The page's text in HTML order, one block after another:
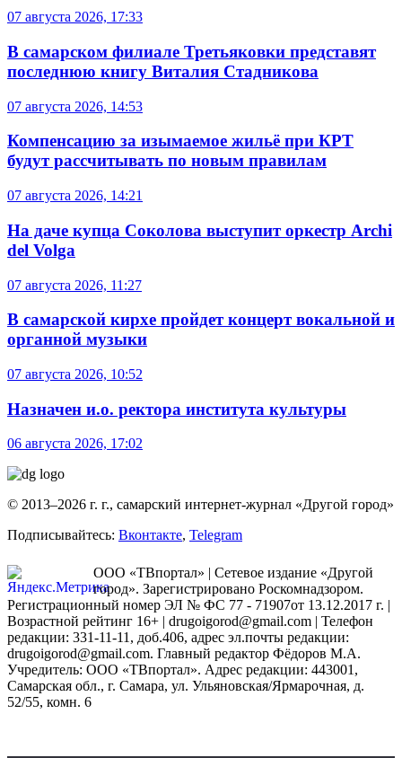
07 августа 2026, 17:33
В самарском филиале Третьяковки представят
последнюю книгу Виталия Стадникова
07 августа 2026, 14:53
Компенсацию за изымаемое жильё при КРТ
будут рассчитывать по новым правилам
07 августа 2026, 14:21
На даче купца Соколова выступит оркестр Archi
del Volga
07 августа 2026, 11:27
В самарской кирхе пройдет концерт вокальной и
органной музыки
07 августа 2026, 10:52
Назначен и.о. ректора института культуры
06 августа 2026, 17:02
© 2013–2026 г. г., самарский интернет-журнал «Другой город»
Подписывайтесь: Вконтакте, Telegram
ООО «ТВпортал» | Сетевое издание «Другой
город». Зарегистрировано Роскомнадзором.
Регистрационный номер ЭЛ № ФС 77 - 71907от 13.12.2017 г. |
Возрастной рейтинг 16+ | drugoigorod@gmail.com | Телефон
редакции: 331-11-11, доб.406, адрес эл.почты редакции:
drugoigorod@gmail.com. Главный редактор Фёдоров М.А.
Учредитель: ООО «ТВпортал». Адрес редакции: 443001,
Самарская обл., г. Самара, ул. Ульяновская/Ярмарочная, д.
52/55, комн. 6